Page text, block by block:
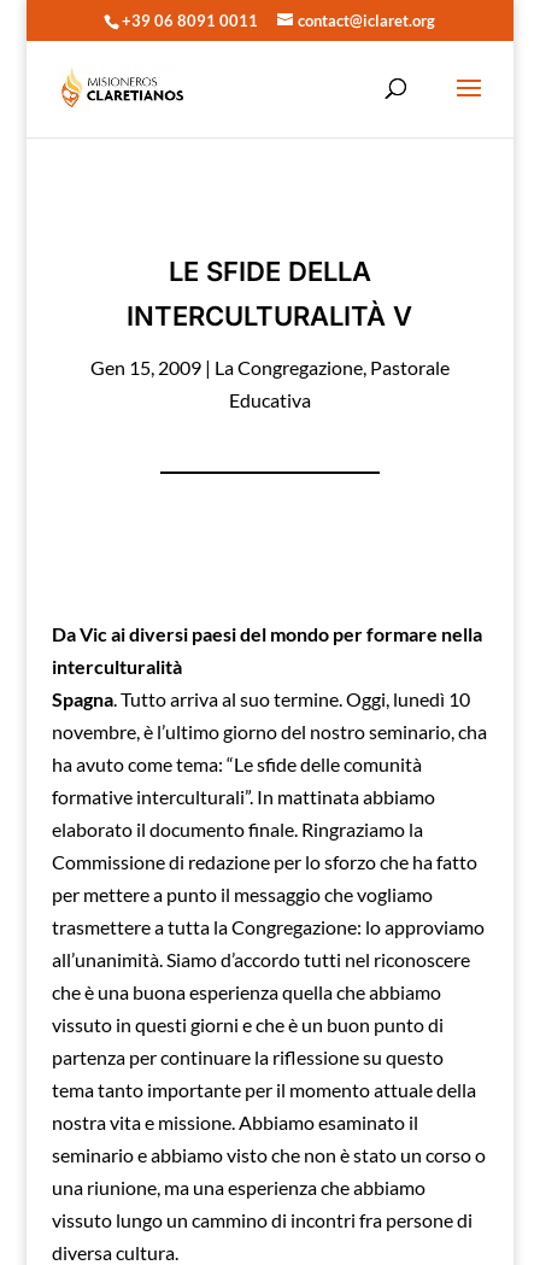
+39 06 8091 0011 contact@iclaret.org
LE SFIDE DELLA
INTERCULTURALITÀ V
Gen 15, 2009| La Congregazione, Pastorale
Educativa
Da Vic ai diversi paesi del mondo per formare nella
interculturalità
Spagna. Tutto arriva al suo termine. Oggi, lunedì 10
novembre, è l’ultimo giorno del nostro seminario, cha
ha avuto come tema: “Le sfide delle comunità
formative interculturali”. In mattinata abbiamo
elaborato il documento finale. Ringraziamo la
Commissione di redazione per lo sforzo che ha fatto
per mettere a punto il messaggio che vogliamo
trasmettere a tutta la Congregazione: lo approviamo
all’unanimità. Siamo d’accordo tutti nel riconoscere
che è una buona esperienza quella che abbiamo
vissuto in questi giorni e che è un buon punto di
partenza per continuare la riflessione su questo
tema tanto importante per il momento attuale della
nostra vita e missione. Abbiamo esaminato il
seminario e abbiamo visto che non è stato un corso o
una riunione, ma una esperienza che abbiamo
vissuto lungo un cammino di incontri fra persone di
diversa cultura.